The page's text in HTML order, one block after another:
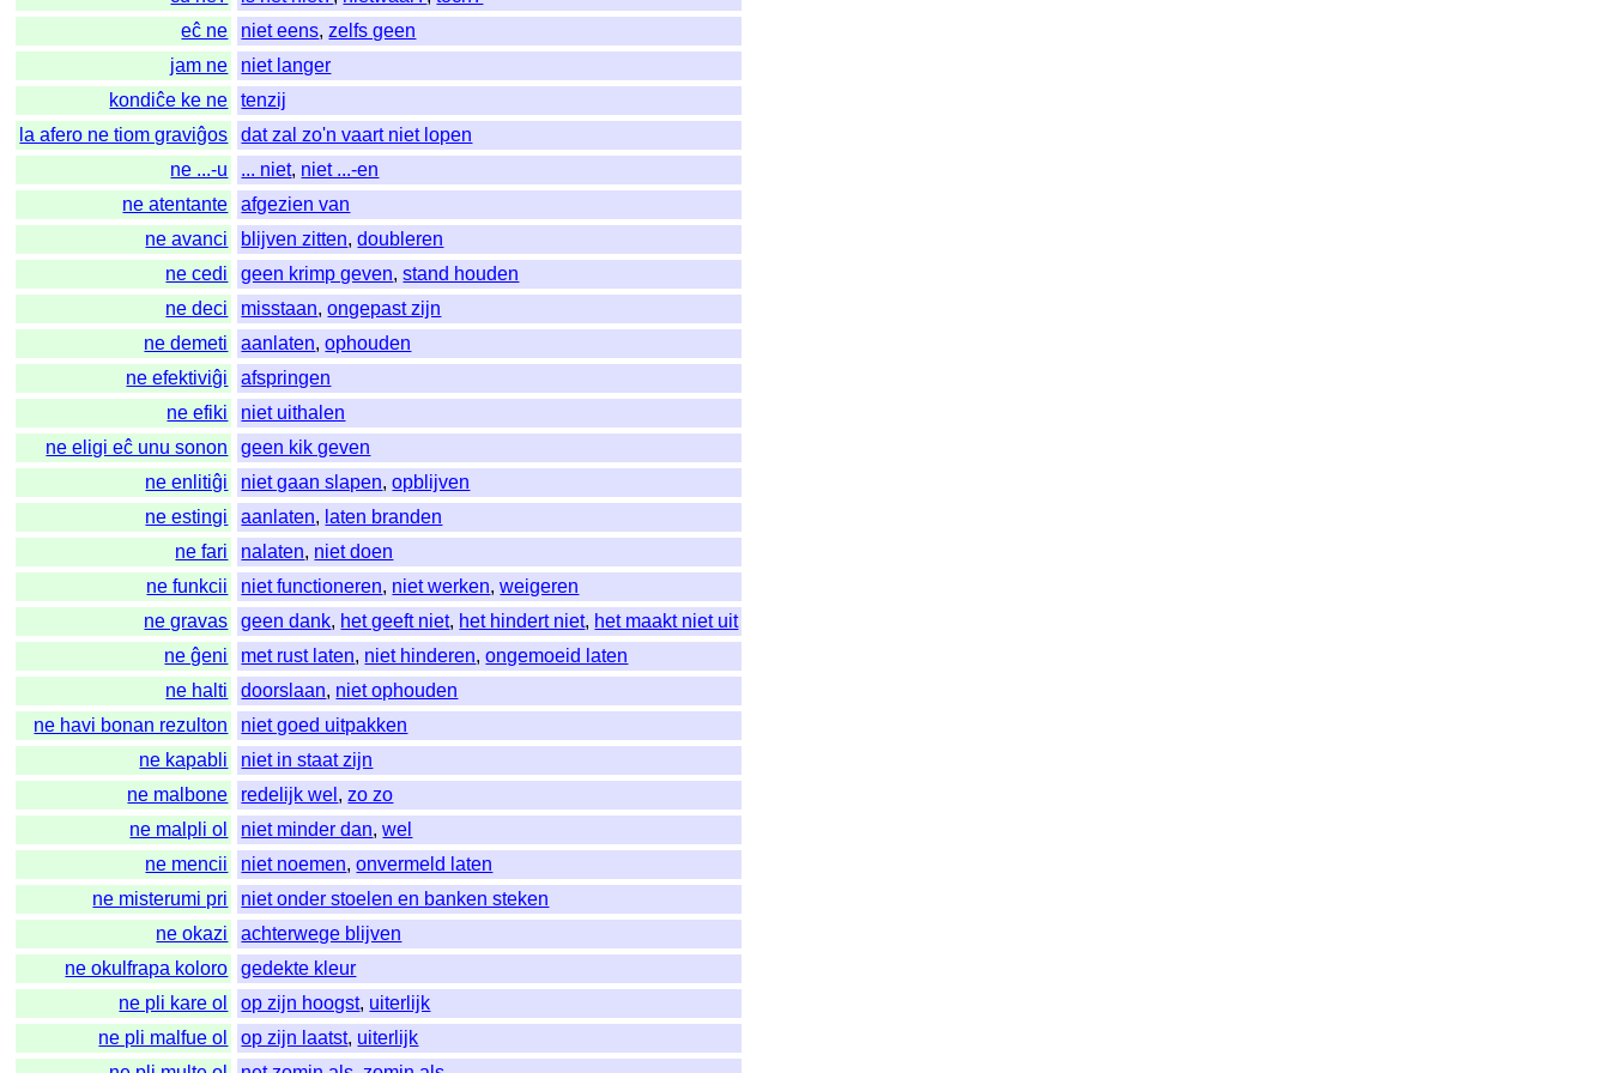
eĉ ne
niet eens,zelfs geen
jam ne
niet langer
kondiĉe ke ne
tenzij
la afero ne tiom graviĝos
dat zal zo'n vaart niet lopen
ne ...-u
... niet, niet ...-en
ne atentante
afgezien van
ne avanci
blijven zitten,doubleren
ne cedi
geen krimp geven,stand houden
ne deci
misstaan,ongepast zijn
ne demeti
aanlaten,ophouden
ne efektiviĝi
afspringen
ne efiki
niet uithalen
ne eligi eĉ unu sonon
geen kik geven
ne enlitiĝi
niet gaan slapen,opblijven
ne estingi
aanlaten, laten branden
ne fari
nalaten, niet doen
ne funkcii
niet functioneren, niet werken,weigeren
ne gravas
geen dank, het geeft niet, het hindert niet, het maakt niet uit
ne ĝeni
met rust laten, niet hinderen,ongemoeid laten
ne halti
doorslaan, niet ophouden
ne havi bonan rezulton
niet goed uitpakken
ne kapabli
niet in staat zijn
ne malbone
redelijk wel ,zo zo
ne malpli ol
niet minder dan,wel
ne mencii
niet noemen,onvermeld laten
ne misterumi pri
niet onder stoelen en banken steken
ne okazi
achterwege blijven
ne okulfrapa koloro
gedekte kleur
ne pli kare ol
op zijn hoogst, uiterlijk
ne pli malfue ol
op zijn laatst, uiterlijk